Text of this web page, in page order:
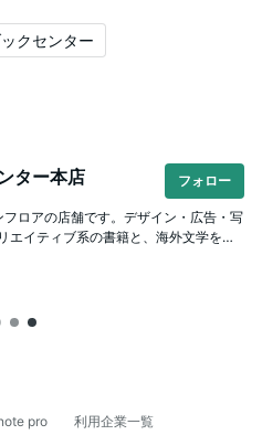
クセンター
ター本店 フォロー
ロアの店舗です。デザイン・広告・写
エイティブ系の書籍と、海外文学をは
文書が充実。本を通じた学び場として
ており、著者を招いたイベントも開催
pro
利用企業一覧